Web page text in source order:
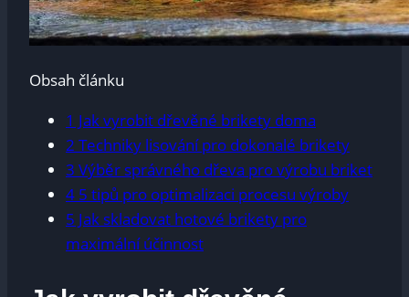
Obsah článku
1 Jak vyrobit dřevěné brikety doma
2 Techniky lisování pro dokonalé brikety
3 Výběr správného dřeva pro výrobu briket
4 5 tipů pro optimalizaci procesu výroby
5 Jak skladovat hotové brikety pro
maximální účinnost